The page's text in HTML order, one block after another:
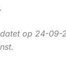
op 24-09-